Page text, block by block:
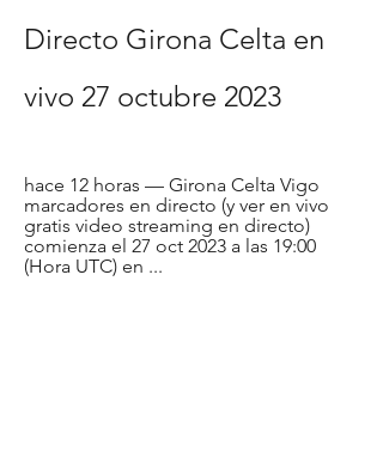
Directo Girona Celta en
vivo 27 octubre 2023
hace 12 horas — Girona Celta Vigo
marcadores en directo (y ver en vivo
gratis video streaming en directo)
comienza el 27 oct 2023 a las 19:00
(Hora UTC) en ...